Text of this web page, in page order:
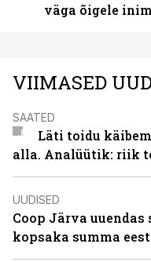
väga õigele
VIIMASED
SAATED
Läti toidu
alla. Analüütik: riik
UUDISED
Coop Järva
kopsaka summa eest